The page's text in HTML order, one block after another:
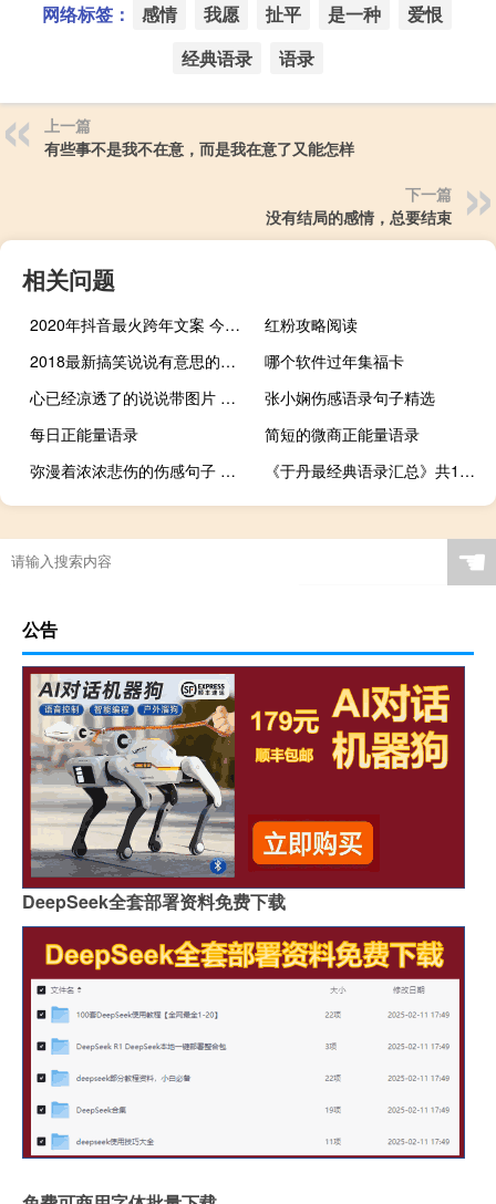
网络标签： 感情 我愿 扯平 是一种
爱恨
经典语录
语录
上一篇
有些事不是我不在意，而是我在意了又能怎样
下一篇
没有结局的感情，总要结束
相关问题
2020年抖音最火跨年文案 今年最流行的跨年个性说说
红粉攻略阅读
2018最新搞笑说说有意思的内涵句子
哪个软件过年集福卡
心已经凉透了的说说带图片 不吵不闹很悲伤的说说
张小娴伤感语录句子精选
每日正能量语录
简短的微商正能量语录
弥漫着浓浓悲伤的伤感句子 唯美的文艺句子但是很伤感
《于丹最经典语录汇总》共114句
☚
公告
DeepSeek全套部署资料免费下载